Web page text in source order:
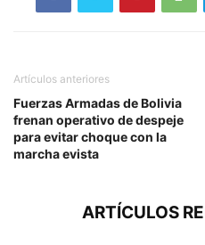
Artículos anteriores
Fuerzas Armadas de Bolivia
frenan operativo de despeje
para evitar choque con la
marcha evista
ARTÍCULOS